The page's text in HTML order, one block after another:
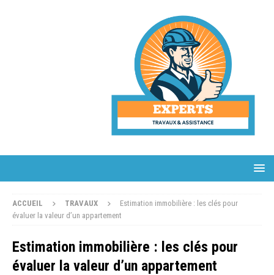
ACCUEIL TRAVAUX
Estimation immobilière : les clés pour
évaluer la valeur d’un appartement
Estimation immobilière : les clés pour
évaluer la valeur d’un appartement